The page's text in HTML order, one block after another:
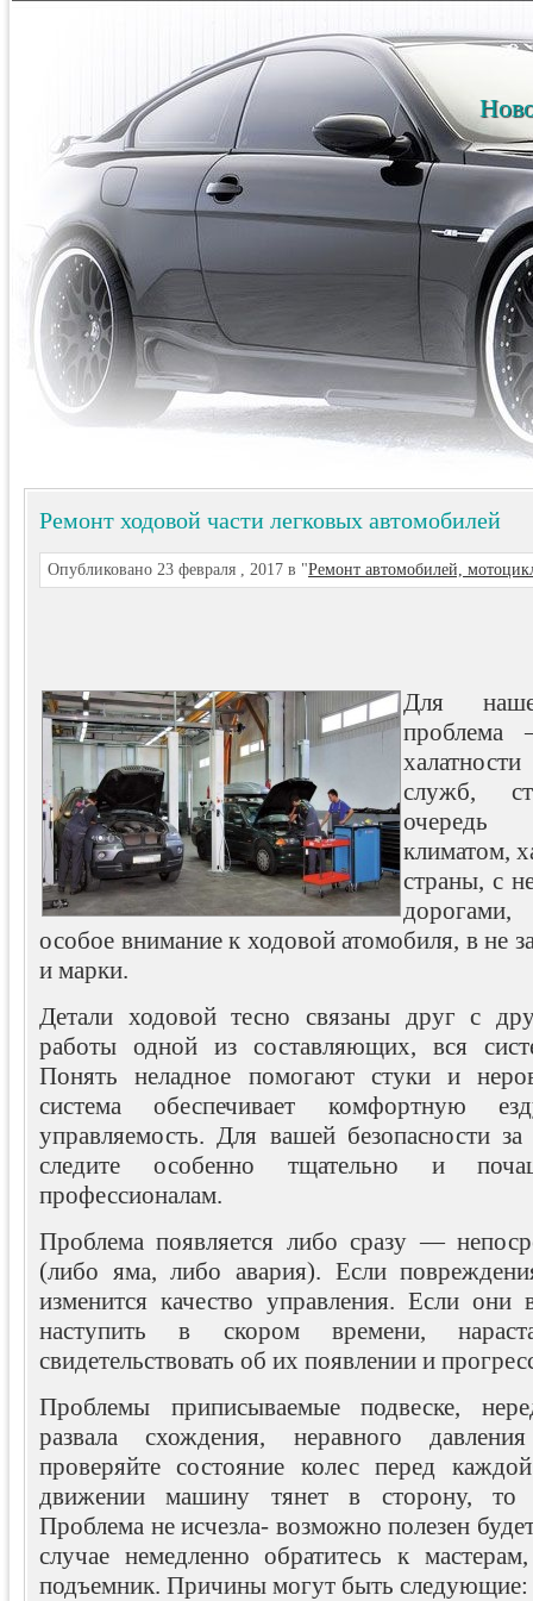
Ремонт ходовой части легковых автомобилей
Опубликовано 23 февраля , 2017 в "Ремонт автомобилей,
Для
служб,
климатом,
страны, с
особое внимание к ходовой атомобиля, в не
и марки.
Детали ходовой тесно связаны друг с
работы одной из составляющих, вся
Понять неладное помогают стуки и
система обеспечивает комфортную
управляемость. Для вашей безопасности
следите особенно тщательно и
профессионалам.
Проблема появляется либо сразу —
(либо яма, либо авария). Если
изменится качество управления. Если
наступить в скором времени,
свидетельствовать об их появлении и
Проблемы приписываемые подвеске,
развала схождения, неравного
проверяйте состояние колес перед
движении машину тянет в сторону, то
Проблема не исчезла- возможно полезен
случае немедленно обратитесь к
подъемник. Причины могут быть следующие: